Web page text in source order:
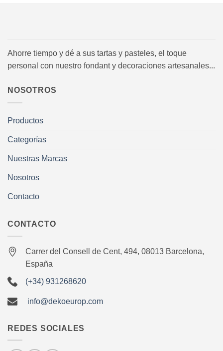
Ahorre tiempo y dé a sus tartas y pasteles, el toque
personal con nuestro fondant y decoraciones artesanales...
NOSOTROS
Productos
Categorías
Nuestras Marcas
Nosotros
Contacto
CONTACTO
Carrer del Consell de Cent, 494, 08013 Barcelona,
España
(+34) 931268620
info@dekoeurop.com
REDES SOCIALES